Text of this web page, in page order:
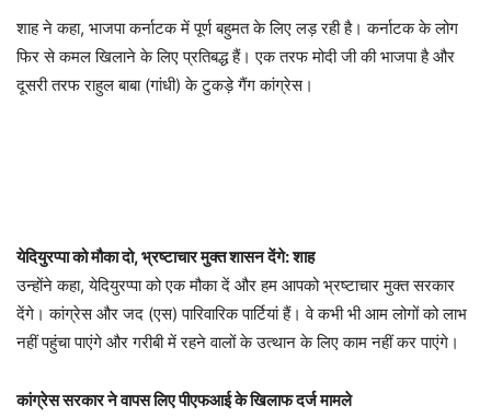
शाह ने कहा, भाजपा कर्नाटक में पूर्ण बहुमत के लिए लड़ रही है। कर्नाटक के लोग
फिर से कमल खिलाने के लिए प्रतिबद्ध हैं। एक तरफ मोदी जी की भाजपा है और
दूसरी तरफ राहुल बाबा (गांधी) के टुकड़े गैंग कांग्रेस।
येदियुरप्पा को मौका दो, भ्रष्टाचार मुक्त शासन देंगे: शाह
उन्होंने कहा, येदियुरप्पा को एक मौका दें और हम आपको भ्रष्टाचार मुक्त सरकार
देंगे। कांग्रेस और जद (एस) पारिवारिक पार्टियां हैं। वे कभी भी आम लोगों को लाभ
नहीं पहुंचा पाएंगे और गरीबी में रहने वालों के उत्थान के लिए काम नहीं कर पाएंगे।
कांग्रेस सरकार ने वापस लिए पीएफआई के खिलाफ दर्ज मामले